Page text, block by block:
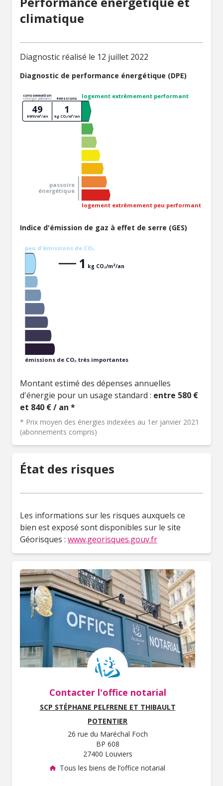
climatique
Diagnostic réalisé le 12 juillet 2022
Diagnostic de performance énergétique (DPE)
logement extrêmement performant
logement extrêmement peu performant
passoire
énergétique
consommation
(énergie primaire) émissions
49
kWh/m²/an
1
kg CO₂/m²/an
Indice d'émission de gaz à effet de serre (GES)
peu d'émissions de CO₂
émissions de CO₂ très importantes
1 kg CO₂/m²/an
Montant estimé des dépenses annuelles
d'énergie pour un usage standard : entre 580 €
et 840 € / an *
* Prix moyen des énergies indexées au 1er janvier 2021
(abonnements compris)
État des risques
Les informations sur les risques auxquels ce
bien est exposé sont disponibles sur le site
Géorisques : www.georisques.gouv.fr
Contacter l'office notarial
SCP STÉPHANE PELFRENE ET THIBAULT
POTENTIER
26 rue du Maréchal Foch
BP 608
27400 Louviers
Tous les biens de l’office notarial